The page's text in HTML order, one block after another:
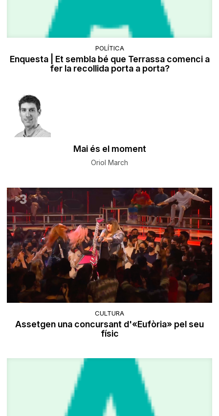
POLÍTICA
Enquesta | Et sembla bé que Terrassa comenci a
fer la recollida porta a porta?
Mai és el moment
Oriol March
CULTURA
Assetgen una concursant d'«Eufòria» pel seu
físic